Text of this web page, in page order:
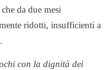
da due mesi
ridotti, insufficienti a
con la dignità dei